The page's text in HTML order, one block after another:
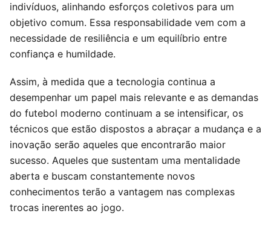
indivíduos, alinhando esforços coletivos para um
objetivo comum. Essa responsabilidade vem com a
necessidade de resiliência e um equilíbrio entre
confiança e humildade.
Assim, à medida que a tecnologia continua a
desempenhar um papel mais relevante e as demandas
do futebol moderno continuam a se intensificar, os
técnicos que estão dispostos a abraçar a mudança e a
inovação serão aqueles que encontrarão maior
sucesso. Aqueles que sustentam uma mentalidade
aberta e buscam constantemente novos
conhecimentos terão a vantagem nas complexas
trocas inerentes ao jogo.